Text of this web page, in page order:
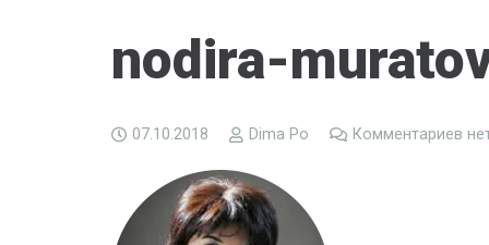
nodira-
07.10.2018 Dima Po Комментариев